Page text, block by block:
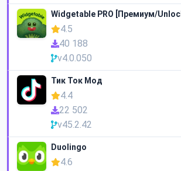
Widgetable PRO [Премиум/
4.5
40 188
v4.0.050
Тик Ток Мод
4.4
22 502
v45.2.42
Duolingo
4.6